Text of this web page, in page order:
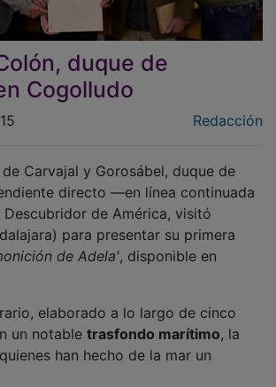
duque de
Cogolludo
directo —en línea continuada
de América, visitó
para presentar su primera
de Adela', disponible en
un notabletrasfondo marítimo, la
han hecho de la mar un